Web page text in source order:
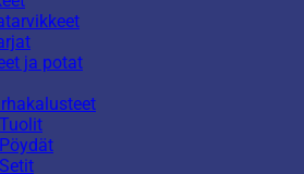
ja potat
Tuolit
Pöydät
Setit